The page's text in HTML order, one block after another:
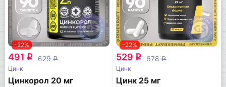
-22%
491 q 629q
Цинк
Цинкорол 20 мг
-22%
529 q 678q
Цинк
Цинк 25 мг